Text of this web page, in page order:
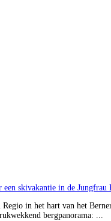
een skivakantie in de Jungfrau
Regio in het hart van het
bergpanorama: ...